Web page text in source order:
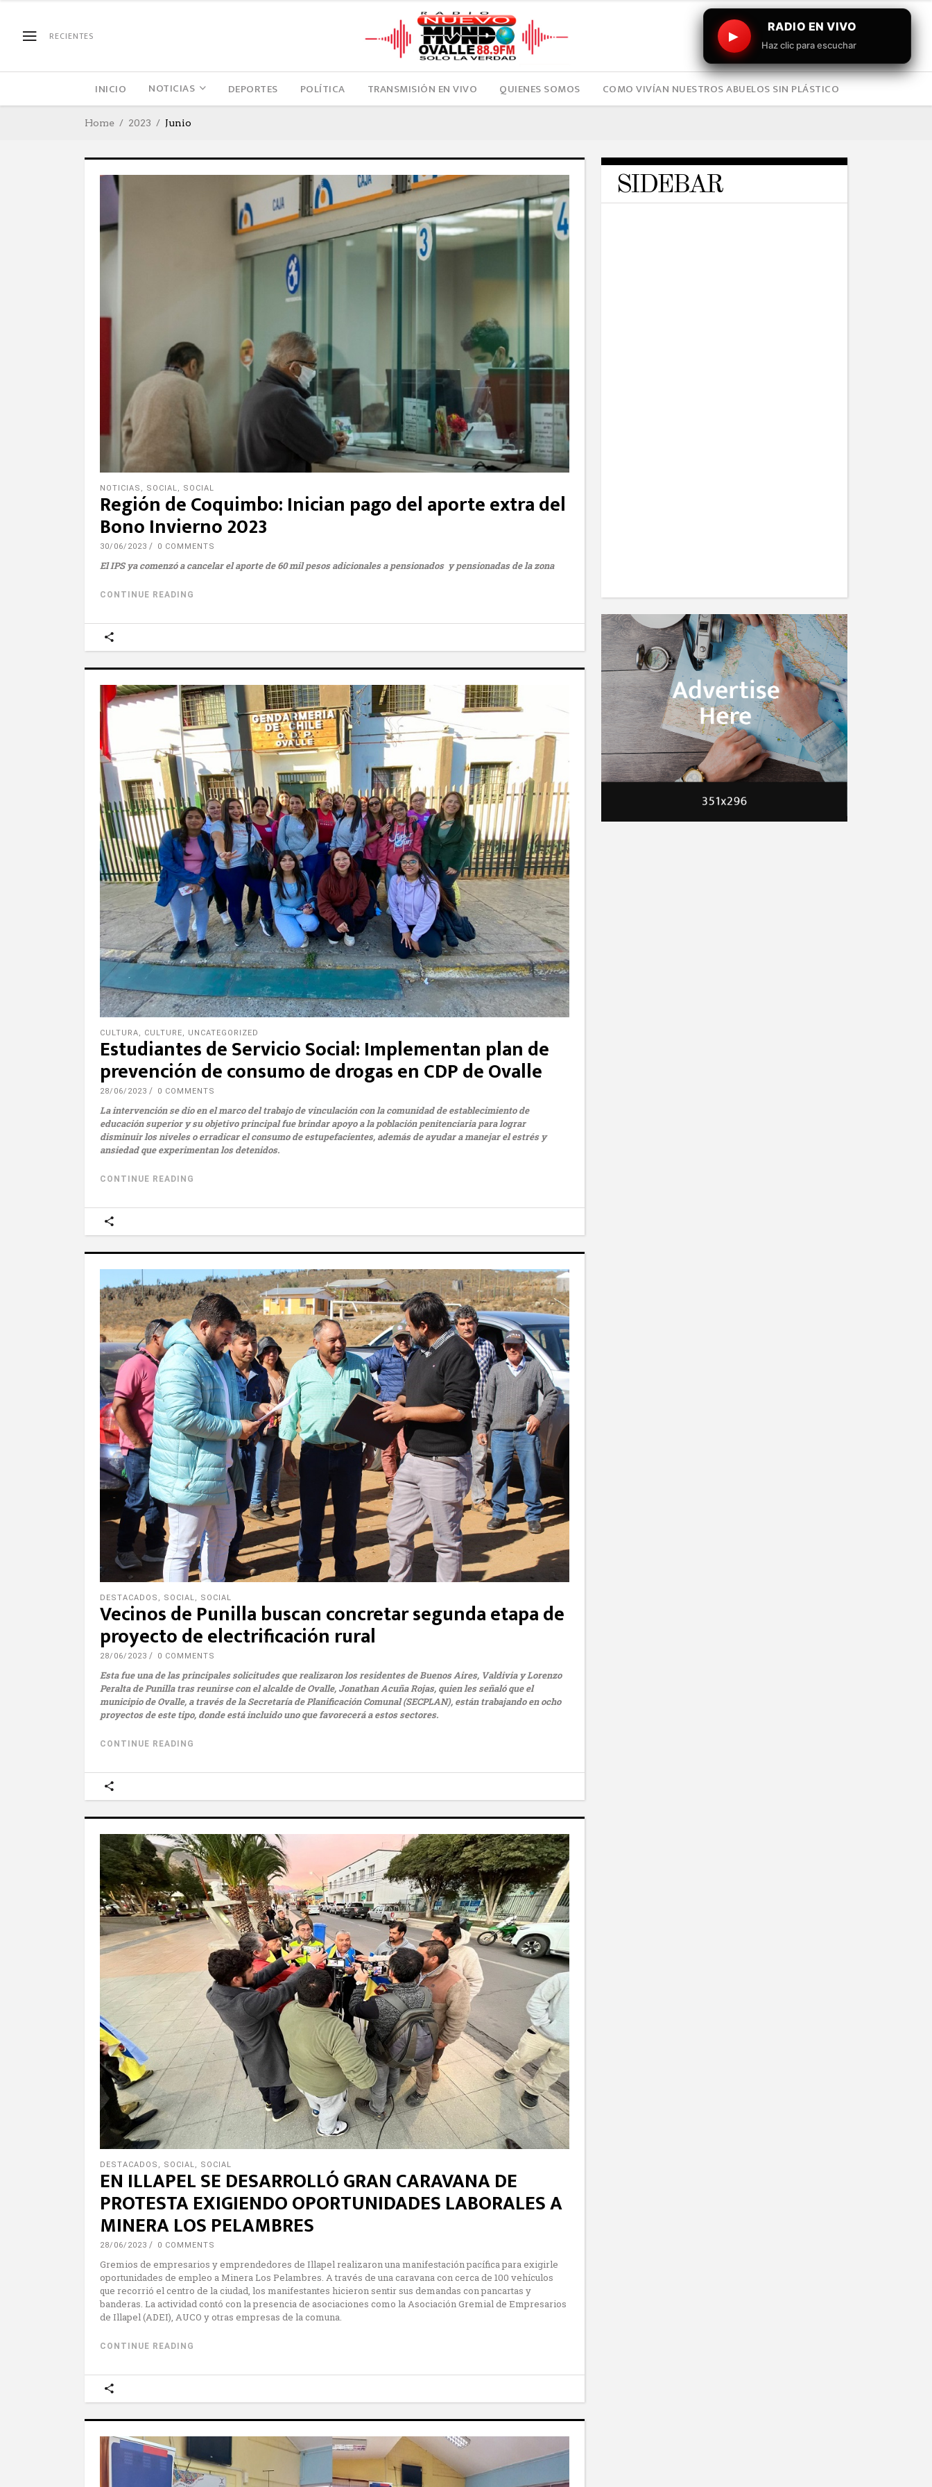
RECIENTES ▶
RADIO EN VIVO
Haz clic para escuchar
INICIO NOTICIAS DEPORTES POLÍTICA TRANSMISIÓN EN VIVO QUIENES SOMOS COMO VIVÍAN NUESTROS ABUELOS SIN PLÁSTICO
Home 2023 Junio
NOTICIAS , SOCIAL, SOCIAL
Región de Coquimbo: Inician pago del aporte extra del
Bono Invierno 2023
30/06/2023 0 COMMENTS
El IPS ya comenzó a cancelar el aporte de 60 mil pesos adicionales a pensionados y pensionadas de la zona
CONTINUE READING
CULTURA, CULTURE, UNCATEGORIZED
Estudiantes de Servicio Social: Implementan plan de
prevención de consumo de drogas en CDP de Ovalle
28/06/2023 0 COMMENTS
La intervención se dio en el marco del trabajo de vinculación con la comunidad de establecimiento de
educación superior y su objetivo principal fue brindar apoyo a la población penitenciaria para lograr
disminuir los niveles o erradicar el consumo de estupefacientes, además de ayudar a manejar el estrés y
ansiedad que experimentan los detenidos.
CONTINUE READING
DESTACADOS SOCIAL SOCIAL
Vecinos de Punilla buscan concretar segunda etapa de
proyecto de electrificación rural
28/06/2023 0 COMMENTS
Esta fue una de las principales solicitudes que realizaron los residentes de Buenos Aires, Valdivia y Lorenzo
Peralta de Punilla tras reunirse con el alcalde de Ovalle, Jonathan Acuña Rojas, quien les señaló que el
municipio de Ovalle, a través de la Secretaría de Planificación Comunal (SECPLAN), están trabajando en ocho
proyectos de este tipo, donde está incluido uno que favorecerá a estos sectores.
CONTINUE READING
DESTACADOS , SOCIAL, SOCIAL
EN ILLAPEL SE DESARROLLÓ GRAN CARAVANA DE
PROTESTA EXIGIENDO OPORTUNIDADES LABORALES A
MINERA LOS PELAMBRES
28/06/2023 0 COMMENTS
Gremios de empresarios y emprendedores de Illapel realizaron una manifestación pacífica para exigirle
oportunidades de empleo a Minera Los Pelambres. A través de una caravana con cerca de 100 vehículos
que recorrió el centro de la ciudad, los manifestantes hicieron sentir sus demandas con pancartas y
banderas. La actividad contó con la presencia de asociaciones como la Asociación Gremial de Empresarios
de Illapel (ADEI), AUCO y otras empresas de la comuna.
CONTINUE READING
SIDEBAR